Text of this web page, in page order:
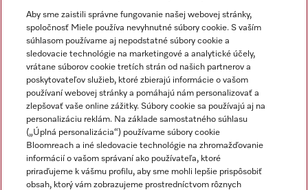
Newsletter
Miele na Instagrame
Miele na YouTube
Aby sme zaistili správne fungovanie našej webovej stránky,
spoločnosť Miele používa nevyhnutné súbory cookie. S vaším
súhlasom používame aj nepodstatné súbory cookie a
sledovacie technológie na marketingové a analytické účely,
vrátane súborov cookie tretích strán od našich partnerov a
poskytovateľov služieb, ktoré zbierajú informácie o vašom
používaní webovej stránky a pomáhajú nám personalizovať a
zlepšovať vaše online zážitky. Súbory cookie sa používajú aj na
personalizáciu reklám. Na základe samostatného súhlasu
(„Úplná personalizácia“) používame súbory cookie
Bloomreach a iné sledovacie technológie na zhromažďovanie
informácií o vašom správaní ako používateľa, ktoré
priraďujeme k vášmu profilu, aby sme mohli lepšie prispôsobiť
obsah, ktorý vám zobrazujeme prostredníctvom rôznych